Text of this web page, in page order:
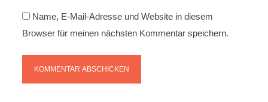
Name, E-Mail-Adresse und Website in diesem
Browser für meinen nächsten Kommentar speichern.